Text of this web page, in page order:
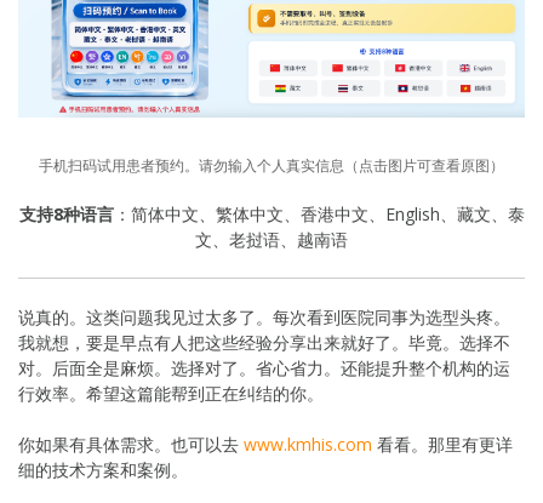
手机扫码试用患者预约。请勿输入个人真实信息（点击图片可查看原图）
支持8种语言：简体中文、繁体中文、香港中文、English、藏文、泰
文、老挝语、越南语
说真的。这类问题我见过太多了。每次看到医院同事为选型头疼。
我就想，要是早点有人把这些经验分享出来就好了。毕竟。选择不
对。后面全是麻烦。选择对了。省心省力。还能提升整个机构的运
行效率。希望这篇能帮到正在纠结的你。
你如果有具体需求。也可以去 www.kmhis.com 看看。那里有更详
细的技术方案和案例。